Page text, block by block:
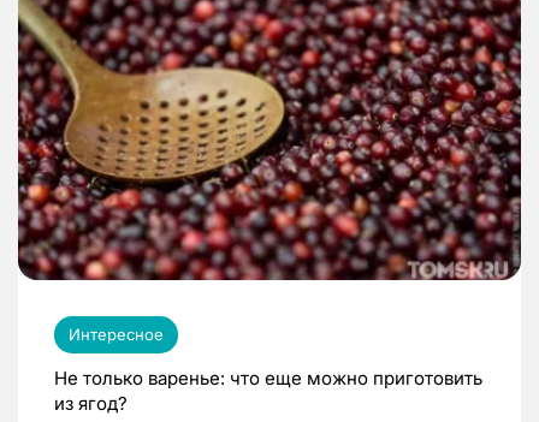
Интересное
Не только варенье: что еще можно приготовить
из ягод?